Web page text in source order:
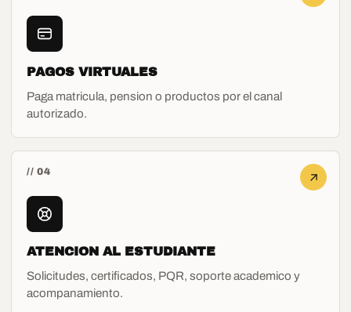
PAGOS VIRTUALES
Paga matricula, pension o productos por el canal
autorizado.
// 04
ATENCION AL ESTUDIANTE
Solicitudes, certificados, PQR, soporte academico y
acompanamiento.